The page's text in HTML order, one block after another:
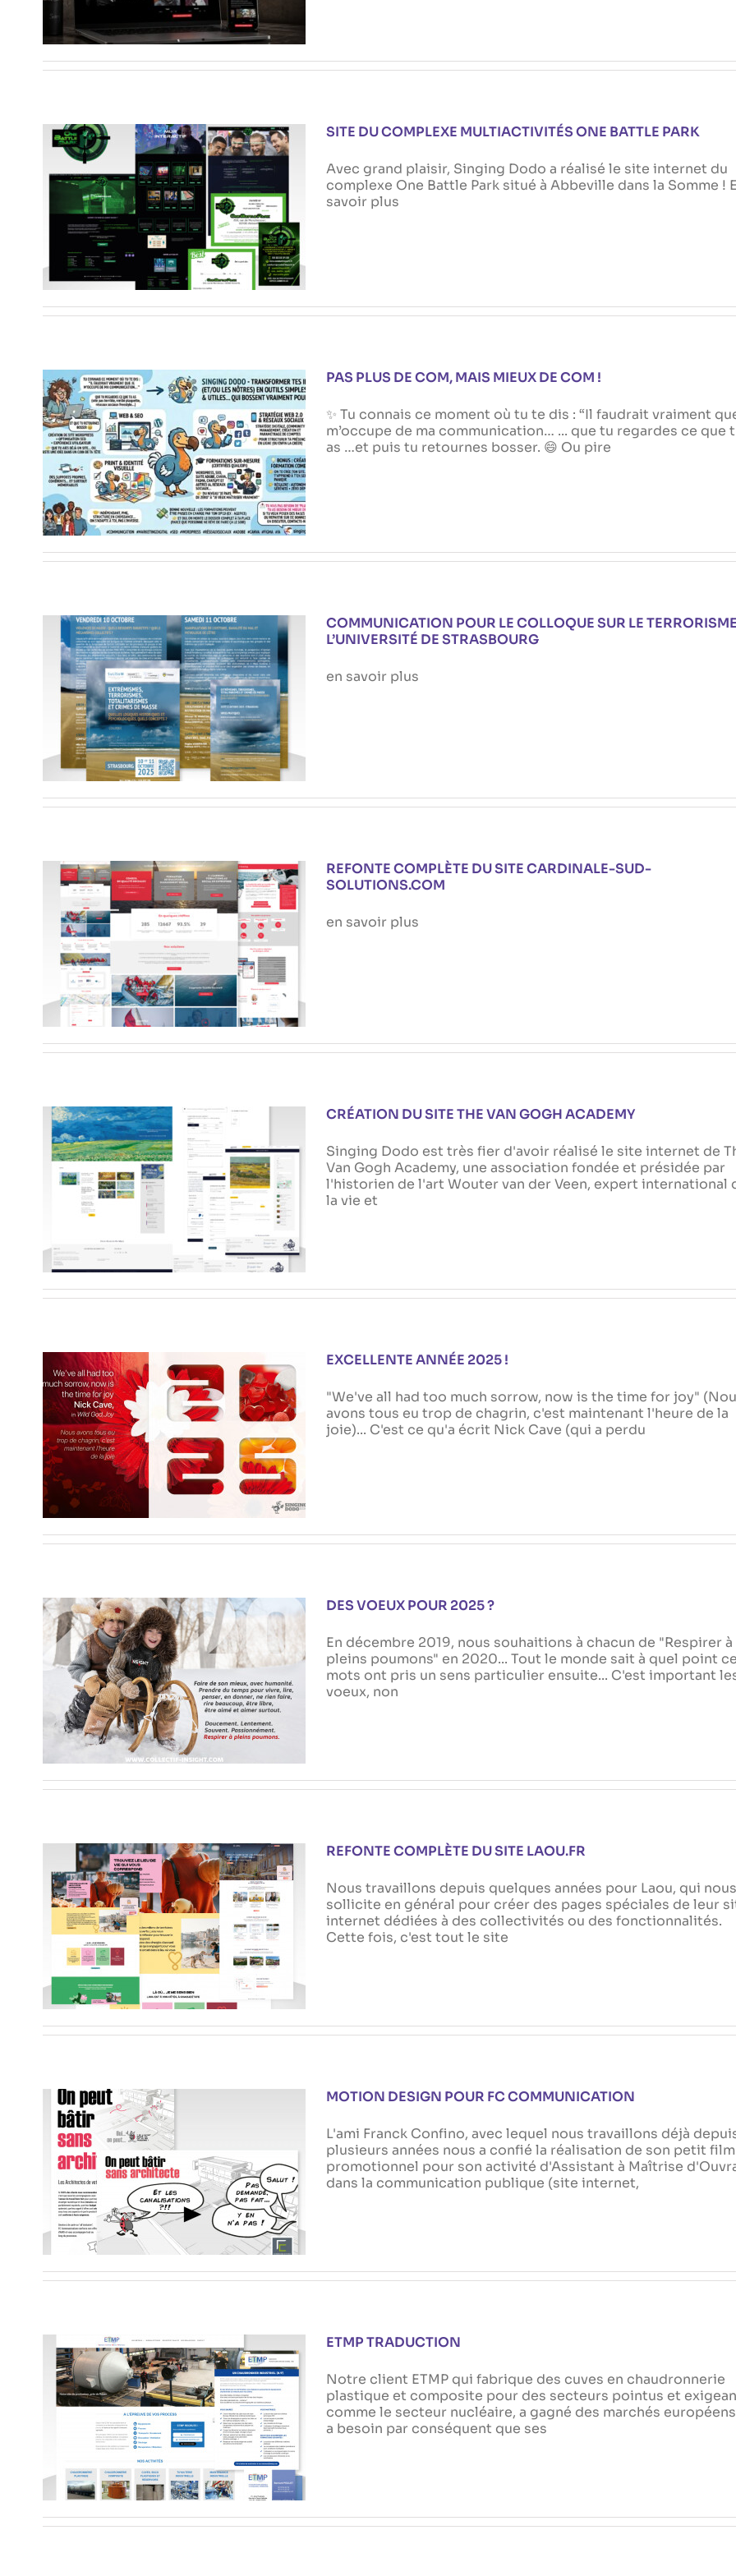
SITE DU COMPLEXE
MULTIACTIVITÉS ONE BATTLE
PARK
Actualités
SITE DU COMPLEXE MULTIACTIVITÉS ONE BATTLE PARK
Avec grand plaisir, Singing Dodo a réalisé le site internet du
complexe One Battle Park situé à Abbeville dans la Somme !
savoir plus
PAS PLUS DE COM, MAIS MIEUX
DE COM !
Actualités
PAS PLUS DE COM, MAIS MIEUX DE COM !
✨ Tu connais ce moment où tu te dis : “Il faudrait vraiment
m’occupe de ma communication… ... que tu regardes ce que
as …et puis tu retournes bosser. 😄 Ou pire
COMMUNICATION POUR LE
COLLOQUE SUR LE
TERRORISME À L’UNIVERSITÉ DE
STRASBOURG
Actualités
COMMUNICATION POUR LE COLLOQUE SUR LE
L’UNIVERSITÉ DE STRASBOURG
en savoir plus
REFONTE COMPLÈTE DU SITE
CARDINALE-SUD-
SOLUTIONS.COM
Actualités
REFONTE COMPLÈTE DU SITE CARDINALE-SUD-
SOLUTIONS.COM
en savoir plus
CRÉATION DU SITE THE VAN
GOGH ACADEMY
Actualités
CRÉATION DU SITE THE VAN GOGH ACADEMY
Singing Dodo est très fier d'avoir réalisé le site internet de
Van Gogh Academy, une association fondée et présidée par
l'historien de l'art Wouter van der Veen, expert international
la vie et
EXCELLENTE ANNÉE 2025 !
Actualités
EXCELLENTE ANNÉE 2025 !
"We've all had too much sorrow, now is the time for joy"
avons tous eu trop de chagrin, c'est maintenant l'heure de la
joie)... C'est ce qu'a écrit Nick Cave (qui a perdu
DES VOEUX POUR 2025 ?
Actualités
DES VOEUX POUR 2025 ?
En décembre 2019, nous souhaitions à chacun de "Respirer à
pleins poumons" en 2020... Tout le monde sait à quel point
mots ont pris un sens particulier ensuite... C'est important
voeux, non
REFONTE COMPLÈTE DU SITE
LAOU.FR
Actualités
REFONTE COMPLÈTE DU SITE LAOU.FR
Nous travaillons depuis quelques années pour Laou, qui nous
sollicite en général pour créer des pages spéciales de leur
internet dédiées à des collectivités ou des fonctionnalités.
Cette fois, c'est tout le site
MOTION DESIGN POUR FC
COMMUNICATION
Actualités
MOTION DESIGN POUR FC COMMUNICATION
L'ami Franck Confino, avec lequel nous travaillons déjà
plusieurs années nous a confié la réalisation de son petit film
promotionnel pour son activité d'Assistant à Maîtrise
dans la communication publique (site internet,
ETMP TRADUCTION
Actualités
ETMP TRADUCTION
Notre client ETMP qui fabrique des cuves en chaudronnerie
plastique et composite pour des secteurs pointus et
comme le secteur nucléaire, a gagné des marchés
a besoin par conséquent que ses